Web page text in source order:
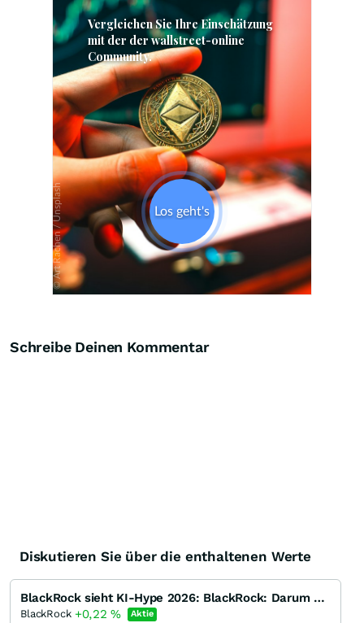
Schreibe Deinen Kommentar
Diskutieren Sie über die enthaltenen Werte
BlackRock sieht KI-Hype 2026: BlackRock: Darum könnten spekulative Blasen die Märkte crashen lassen
BlackRock +0,22% Aktie